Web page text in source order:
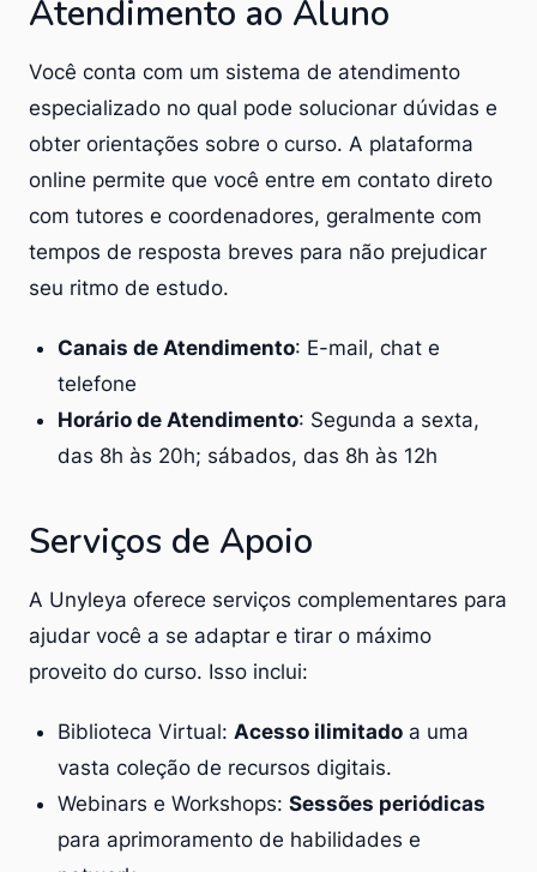
Atendimento ao Aluno
Você conta com um sistema de atendimento
especializado no qual pode solucionar dúvidas e
obter orientações sobre o curso. A plataforma
online permite que você entre em contato direto
com tutores e coordenadores, geralmente com
tempos de resposta breves para não prejudicar
seu ritmo de estudo.
Canais de Atendimento: E-mail, chat e
telefone
Horário de Atendimento: Segunda a sexta,
das 8h às 20h; sábados, das 8h às 12h
Serviços de Apoio
A Unyleya oferece serviços complementares para
ajudar você a se adaptar e tirar o máximo
proveito do curso. Isso inclui:
Biblioteca Virtual: Acesso ilimitado a uma
vasta coleção de recursos digitais.
Webinars e Workshops: Sessões periódicas
para aprimoramento de habilidades e